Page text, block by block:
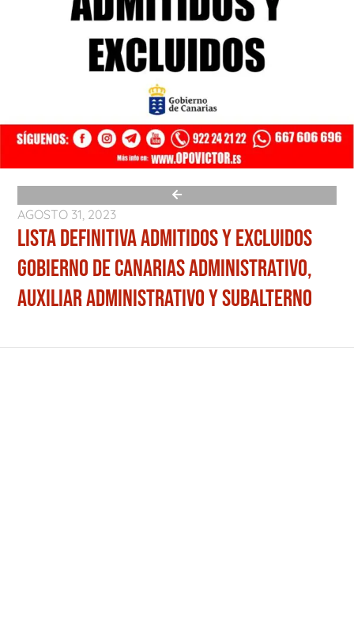
AGOSTO 31, 2023
LISTA DEFINITIVA ADMITIDOS Y EXCLUIDOS
GOBIERNO DE CANARIAS ADMINISTRATIVO,
AUXILIAR ADMINISTRATIVO Y SUBALTERNO